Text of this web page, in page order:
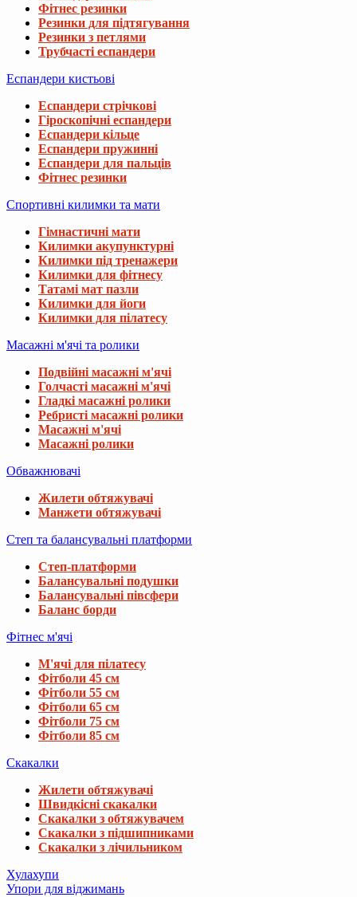
Фітнес резинки
Резинки для підтягування
Резинки з петлями
Трубчасті еспандери
Еспандери кистьові
Еспандери стрічкові
Гіроскопічні еспандери
Еспандери кільце
Еспандери пружинні
Еспандери для пальців
Фітнес резинки
Спортивні килимки та мати
Гімнастичні мати
Килимки акупунктурні
Килимки під тренажери
Килимки для фітнесу
Татамі мат пазли
Килимки для йоги
Килимки для пілатесу
Масажні м'ячі та ролики
Подвійні масажні м'ячі
Голчасті масажні м'ячі
Гладкі масажні ролики
Ребристі масажні ролики
Масажні м'ячі
Масажні ролики
Обважнювачі
Жилети обтяжувачі
Манжети обтяжувачі
Степ та балансувальні платформи
Степ-платформи
Балансувальні подушки
Балансувальні півсфери
Баланс борди
Фітнес м'ячі
М'ячі для пілатесу
Фітболи 45 см
Фітболи 55 см
Фітболи 65 см
Фітболи 75 см
Фітболи 85 см
Скакалки
Жилети обтяжувачі
Швидкісні скакалки
Скакалки з обтяжувачем
Скакалки з підшипниками
Скакалки з лічильником
Хулахупи
Упори для віджимань